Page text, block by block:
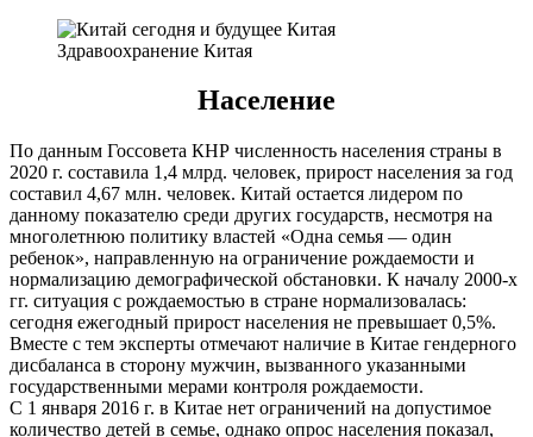
Здравоохранение Китая
Население
По данным Госсовета КНР численность населения страны в
2020 г. составила 1,4 млрд. человек, прирост населения за год
составил 4,67 млн. человек. Китай остается лидером по
данному показателю среди других государств, несмотря на
многолетнюю политику властей «Одна семья — один
ребенок», направленную на ограничение рождаемости и
нормализацию демографической обстановки. К началу 2000-х
гг. ситуация с рождаемостью в стране нормализовалась:
сегодня ежегодный прирост населения не превышает 0,5%.
Вместе с тем эксперты отмечают наличие в Китае гендерного
дисбаланса в сторону мужчин, вызванного указанными
государственными мерами контроля рождаемости.
С 1 января 2016 г. в Китае нет ограничений на допустимое
количество детей в семье, однако опрос населения показал,